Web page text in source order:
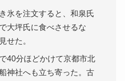
氷を注文すると、和泉氏
大坪氏に食べさせるな
せた。
40分ほどかけて京都市北
神社へも立ち寄った。古